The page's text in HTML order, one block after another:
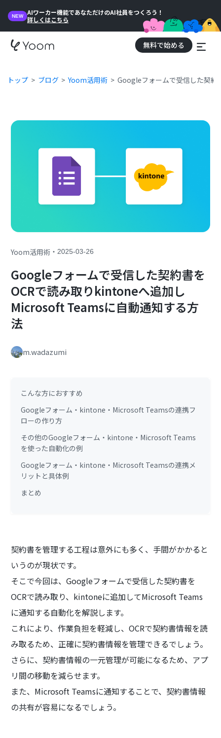
NEW
AIワーカー機能であなただけのAI社員をつくろう！
詳しくはこちら
無料で始める
トップ ブログ Yoom活用術 Googleフォームで受信した契
Yoom活用術 ・2025-03-26
Googleフォームで受信した契約書を
OCRで読み取りkintoneへ追加し
Microsoft Teamsに自動通知する方
法
m.wadazumi
こんな方におすすめ
Googleフォーム・kintone・Microsoft Teamsの連携フ
ローの作り方
その他のGoogleフォーム・kintone・Microsoft Teams
を使った自動化の例
Googleフォーム・kintone・Microsoft Teamsの連携メ
リットと具体例
まとめ
契約書を管理する工程は意外にも多く、手間がかかると
いうのが現状です。
そこで今回は、Googleフォームで受信した契約書を
OCRで読み取り、kintoneに追加してMicrosoft Teams
に通知する自動化を解説します。
これにより、作業負担を軽減し、OCRで契約書情報を読
み取るため、正確に契約書情報を管理できるでしょう。
さらに、契約書情報の一元管理が可能になるため、アプ
リ間の移動を減らせます。
また、Microsoft Teamsに通知することで、契約書情報
の共有が容易になるでしょう。